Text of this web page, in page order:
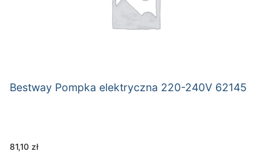
Bestway Pompka elektryczna 220-240V 62145
81,10 zł